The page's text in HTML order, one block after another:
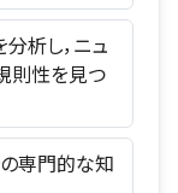
析し，ニュ
則性を見つ
専門的な知